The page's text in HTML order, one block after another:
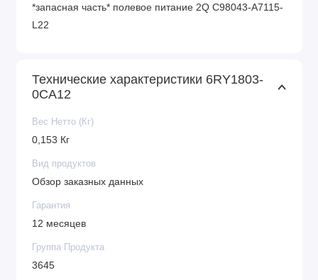
*запасная часть* полевое питание 2Q C98043-A7115-
L22
Технические характеристики 6RY1803-
0CA12
Вес Нетто (Кг)
0,153 Кг
Вид продуктов
Обзор заказных данных
Гарантия
12 месяцев
Группа Продукта
3645